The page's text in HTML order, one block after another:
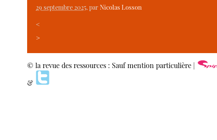
29 septembre 2025, parNicolas Losson
<
>
© la revue des ressources : Sauf mention particulière |
&